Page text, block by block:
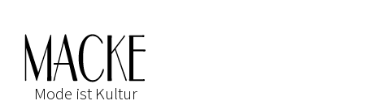
Mode ist Kultur